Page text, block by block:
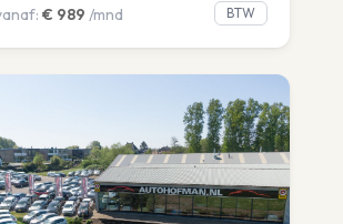
€ 989 /mnd BTW